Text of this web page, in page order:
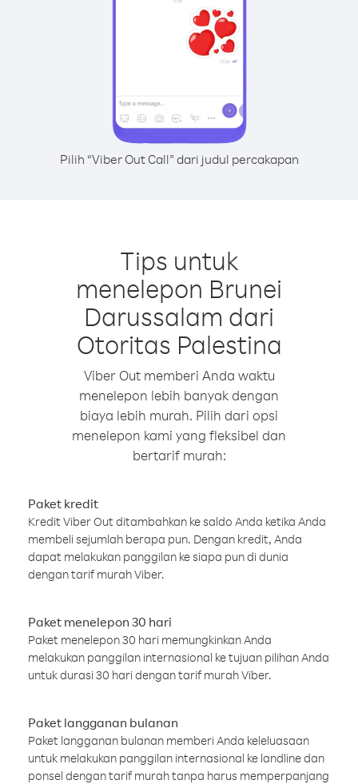
Pilih “Viber Out Call” dari judul percakapan
Tips untuk
menelepon Brunei
Darussalam dari
Otoritas Palestina
Viber Out memberi Anda waktu
menelepon lebih banyak dengan
biaya lebih murah. Pilih dari opsi
menelepon kami yang fleksibel dan
bertarif murah:
Paket kredit
Kredit Viber Out ditambahkan ke saldo Anda ketika Anda
membeli sejumlah berapa pun. Dengan kredit, Anda
dapat melakukan panggilan ke siapa pun di dunia
dengan tarif murah Viber.
Paket menelepon 30 hari
Paket menelepon 30 hari memungkinkan Anda
melakukan panggilan internasional ke tujuan pilihan Anda
untuk durasi 30 hari dengan tarif murah Viber.
Paket langganan bulanan
Paket langganan bulanan memberi Anda keleluasaan
untuk melakukan panggilan internasional ke landline dan
ponsel dengan tarif murah tanpa harus memperpanjang